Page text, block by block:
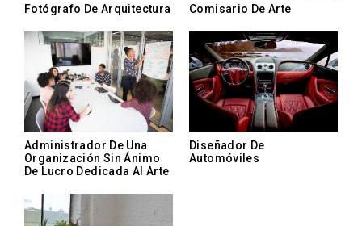
Fotógrafo De Arquitectura Comisario De Arte
Administrador De Una
Organización Sin Ánimo
De Lucro Dedicada Al Arte
Diseñador De
Automóviles